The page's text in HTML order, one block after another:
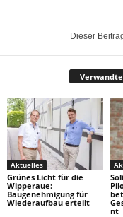
Dieser
Aktuelles
Grünes Licht für die
Wipperaue:
Baugenehmigung für
Wiederaufbau erteilt
nt